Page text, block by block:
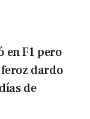
en F1 pero
dardo
de